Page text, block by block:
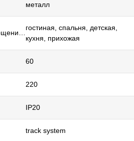
металл
гостиная, спальня, детская,
кухня, прихожая
60
220
IP20
track system